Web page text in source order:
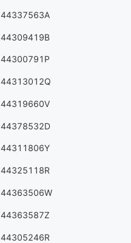
44337563A
44309419B
44300791P
44313012Q
44319660V
44378532D
44311806Y
44325118R
44363506W
44363587Z
44305246R